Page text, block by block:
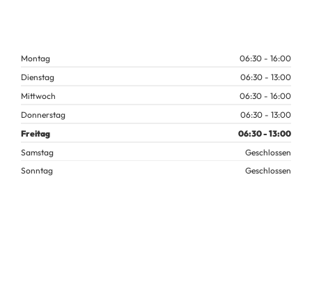
Montag
06:30 - 16:00
Dienstag
06:30 - 13:00
Mittwoch
06:30 - 16:00
Donnerstag
06:30 - 13:00
Freitag
06:30 - 13:00
Samstag
Geschlossen
Sonntag
Geschlossen